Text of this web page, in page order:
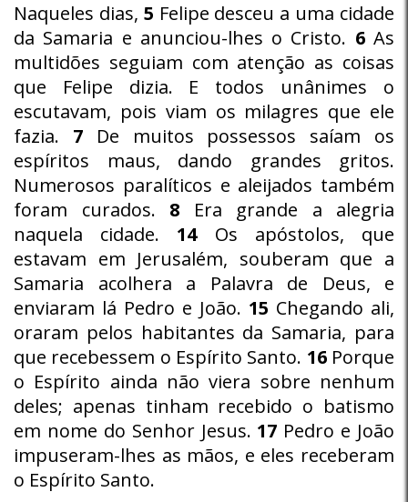
Naqueles dias, 5 Felipe desceu a uma cidade
da Samaria e anunciou-lhes o Cristo. 6As
multidões seguiam com atenção as coisas
que Felipe dizia. E todos unânimes o
escutavam, pois viam os milagres que ele
fazia. 7De muitos possessos saíam os
espíritos maus, dando grandes gritos.
Numerosos paralíticos e aleijados também
foram curados. 8 Era grande a alegria
naquela cidade. 14Os apóstolos, que
estavam em Jerusalém, souberam que a
Samaria acolhera a Palavra de Deus, e
enviaram lá Pedro e João. 15 Chegando ali,
oraram pelos habitantes da Samaria, para
que recebessem o Espírito Santo. 16Porque
o Espírito ainda não viera sobre nenhum
deles; apenas tinham recebido o batismo
em nome do Senhor Jesus. 17 Pedro e João
impuseram-lhes as mãos, e eles receberam
o Espírito Santo.